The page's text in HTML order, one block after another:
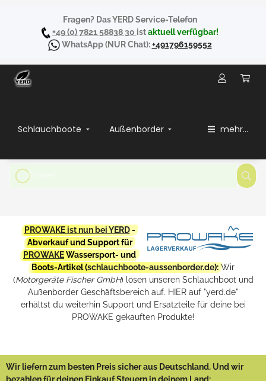
Fragen? Das YERD Service-Telefon
+49 (0) 7821 58838 30 istaktuell verfügbar!
WhatsApp(NUR Chat):+491796159552
Schlauchboote Außenborder mehr...
PROWAKE ist nun bei YERD-
Abverkauf und Support für
PROWAKEWassersport- und
Boots-Artikel (schlauchboote-aussenborder.de): Wir
(Motorgeräte Fischer GmbH) lösen unseren Schlauchboot und
Außenborder Geschäftsbereich auf. HIER auf "yerd.de"
erhältst du weiterhin Support und Ersatzteile für deine bei
PROWAKE gekauften Produkte!
Wir liefern zum besten Preis sicher aus Deutschland. Und wir